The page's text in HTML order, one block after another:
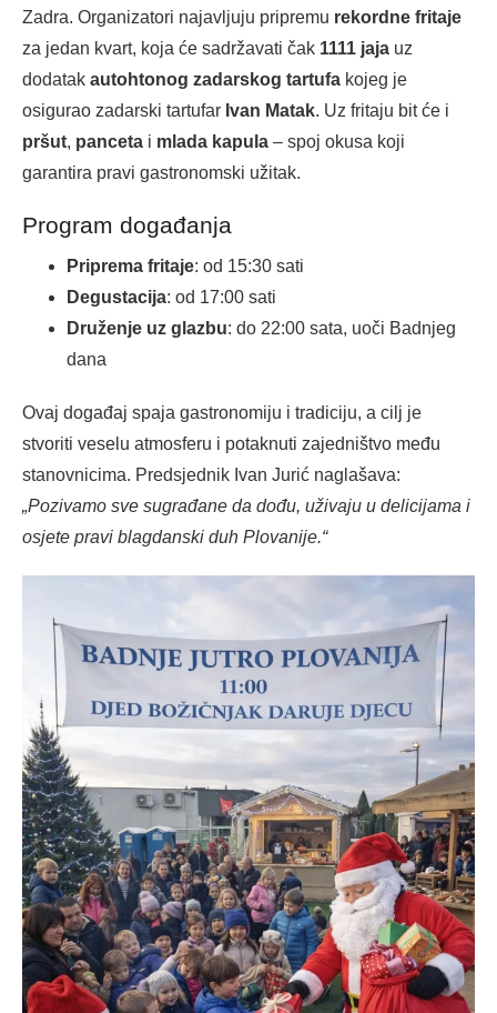
Zadra. Organizatori najavljuju pripremu rekordne fritaje
za jedan kvart, koja će sadržavati čak 1111 jaja uz
dodatak autohtonog zadarskog tartufa kojeg je
osigurao zadarski tartufar Ivan Matak. Uz fritaju bit će i
pršut, panceta i mlada kapula – spoj okusa koji
garantira pravi gastronomski užitak.
Program događanja
Priprema fritaje: od 15:30 sati
Degustacija: od 17:00 sati
Druženje uz glazbu: do 22:00 sata, uoči Badnjeg
dana
Ovaj događaj spaja gastronomiju i tradiciju, a cilj je
stvoriti veselu atmosferu i potaknuti zajedništvo među
stanovnicima. Predsjednik Ivan Jurić naglašava:
„Pozivamo sve sugrađane da dođu, uživaju u delicijama i
osjete pravi blagdanski duh Plovanije.“